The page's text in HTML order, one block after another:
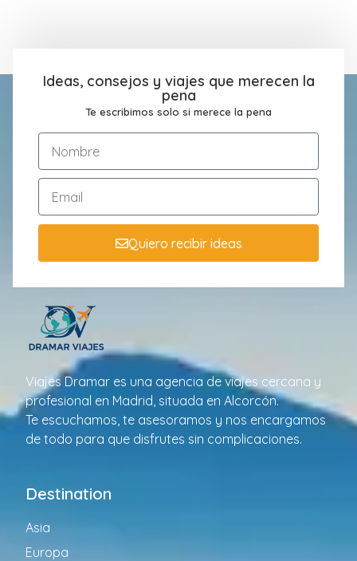
Ideas, consejos y viajes que merecen la
pena
Te escribimos solo si merece la pena
Quiero recibir ideas
Viajes Dramar es una agencia de viajes cercana y
profesional en Madrid, situada en Alcorcón.
Te escuchamos, te asesoramos y nos encargamos
de todo para que disfrutes sin complicaciones.
Destination
Asia
Europa